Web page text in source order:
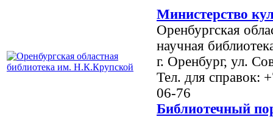
Министерство
Оренбургская
научная
г. Оренбург, ул.
Тел. для справок:
06-76
Библиотечный